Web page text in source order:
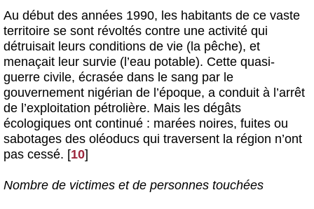
Au début des années 1990, les habitants de ce vaste
territoire se sont révoltés contre une activité qui
détruisait leurs conditions de vie (la pêche), et
menaçait leur survie (l’eau potable). Cette quasi-
guerre civile, écrasée dans le sang par le
gouvernement nigérian de l’époque, a conduit à l’arrêt
de l’exploitation pétrolière. Mais les dégâts
écologiques ont continué : marées noires, fuites ou
sabotages des oléoducs qui traversent la région n’ont
pas cessé. [10]
Nombre de victimes et de personnes touchées